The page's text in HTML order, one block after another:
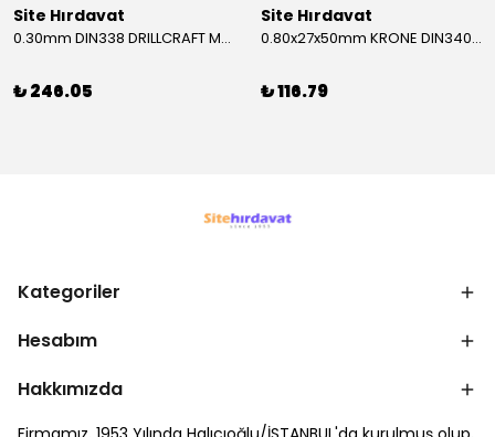
Site Hırdavat
0.30mm DIN338 DRILLCRAFT MATKAP UCU HSS 10 Adet
₺ 246.05
Site Hırdavat
0.80x27x50mm KRONE DIN340 UZUN MATKAP UCU HSS 10 Adet
₺ 116.79
Kategoriler
Hesabım
Hakkımızda